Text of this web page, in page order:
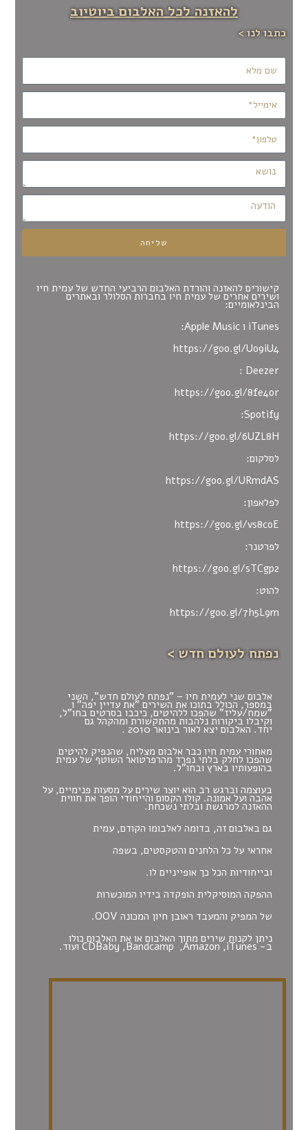
להאזנה לכל האלבום ביוטיוב
כתבו לנו >
שליחה
קישורים להאזנה והורדת האלבום הרביעי החדש של עמית חיו
ושירים אחרים של עמית חיו בחברות הסלולר ובאתרים
הבינלאומיים:
iTunes ו Apple Music:
https://goo.gl/Uo9iU4
Deezer :
https://goo.gl/8fe4or
Spotify:
https://goo.gl/6UZL8H
לסלקום:
https://goo.gl/URmdAS
לפלאפון:
https://goo.gl/vs8coE
לפרטנר:
https://goo.gl/sTCgp2
להוט:
https://goo.gl/7h5L9m
נפתח לעולם חדש >
אלבום שני לעמית חיו – "נפתח לעולם חדש", השני
במספר, הכולל בתוכו את השירים "את עדיין יפה" ו
"שמח/עליז" שהפכו ללהיטים, כיכבו בסרטים בחו"ל,
וקיבלו ביקורות נלהבות מהתקשורת ומהקהל גם
יחד. האלבום יצא לאור בינואר 2010 .
מאחורי עמית חיו כבר אלבום מצליח, שהנפיק להיטים
שהפכו לחלק בלתי נפרד מהרפרטואר השוטף של עמית
בהופעותיו בארץ ובחו"ל.
בעוצמה וברגש רב הוא יוצר שירים על מסעות פנימיים, על
אהבה ועל אמונה. קולו הקסום והייחודי הופך את חווית
ההאזנה למרגשת ובלתי נשכחת.
גם באלבום זה, בדומה לאלבומו הקודם, עמית
אחראי על כל הלחנים והטקסטים, בשפה
ובייחודיות הכל כך אופייניים לו.
ההפקה המוסיקלית הופקדה בידיו המוכשרות
של המפיק והמעבד ראובן חיון המכונה OOV.
ניתן לקנות שירים מתוך האלבום או את האלבום כולו
ב- CDBaby,Bandcamp,Amazon,iTunes ועוד.